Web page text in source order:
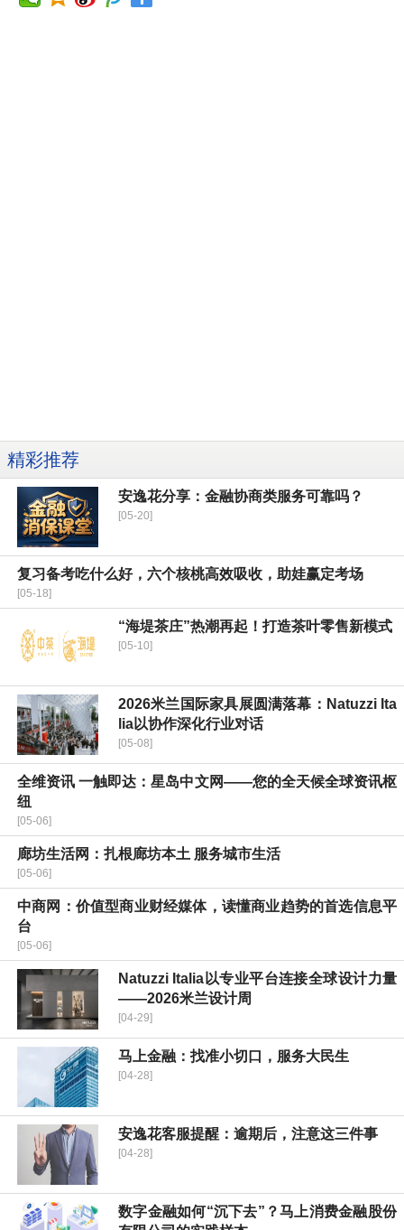
精彩推荐
安逸花分享：金融协商类服务可靠吗？
[05-20]
复习备考吃什么好，六个核桃高效吸收，助娃赢定考场
[05-18]
“海堤茶庄”热潮再起！打造茶叶零售新模式
[05-10]
2026米兰国际家具展圆满落幕：Natuzzi Ita
lia以协作深化行业对话
[05-08]
全维资讯 一触即达：星岛中文网——您的全天候全球资讯枢
纽
[05-06]
廊坊生活网：扎根廊坊本土 服务城市生活
[05-06]
中商网：价值型商业财经媒体，读懂商业趋势的首选信息平
台
[05-06]
Natuzzi Italia以专业平台连接全球设计力量
——2026米兰设计周
[04-29]
马上金融：找准小切口，服务大民生
[04-28]
安逸花客服提醒：逾期后，注意这三件事
[04-28]
数字金融如何“沉下去”？马上消费金融股份